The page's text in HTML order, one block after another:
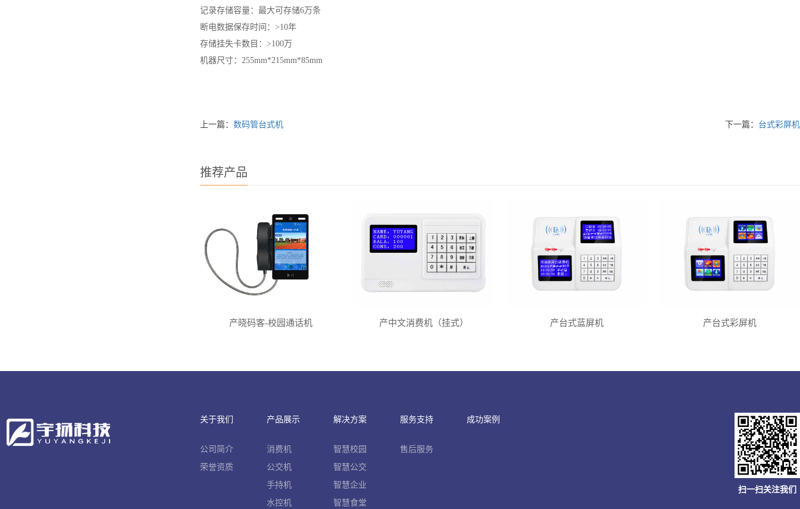
记录存储容量：最大可存储6万条
断电数据保存时间：>10年
存储挂失卡数目：>100万
机器尺寸：255mm*215mm*85mm
上一篇： 数码管台式机 下一篇： 台式彩屏机
推荐产品
产晓码客-校园通话机 产中文消费机（挂式） 产台式蓝屏机 产台式彩屏机
关于我们
公司简介
荣誉资质
产品展示
消费机
公交机
手持机
水控机
解决方案
智慧校园
智慧公交
智慧企业
智慧食堂
服务支持
售后服务
成功案例
扫一扫关注我们